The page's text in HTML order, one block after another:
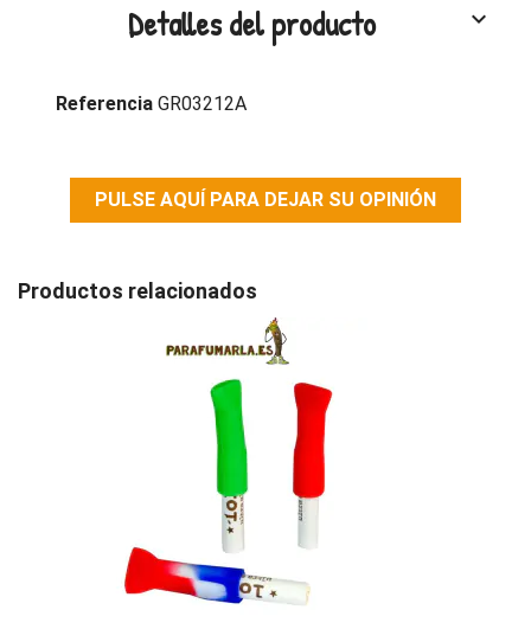
Detalles del producto keyboard_arrow_down
Referencia GR03212A
PULSE AQUÍ PARA DEJAR SU OPINIÓN
Productos relacionados